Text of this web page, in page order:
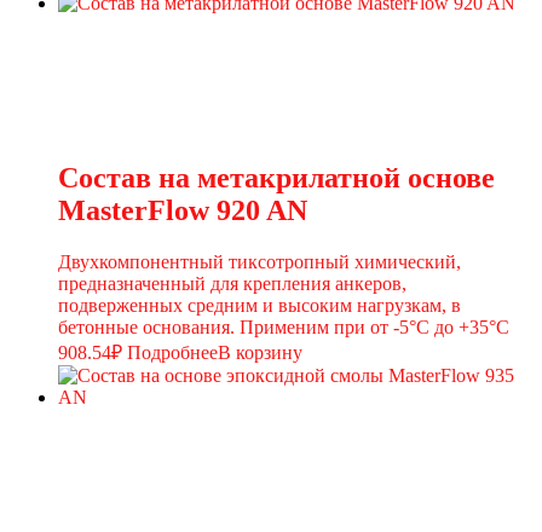
Состав на метакрилатной основе
MasterFlow 920 AN
Двухкомпонентный тиксотропный химический,
предназначенный для крепления анкеров,
подверженных средним и высоким нагрузкам, в
бетонные основания. Применим при от -5°С до +35°С
908.54₽ ПодробнееВ корзину